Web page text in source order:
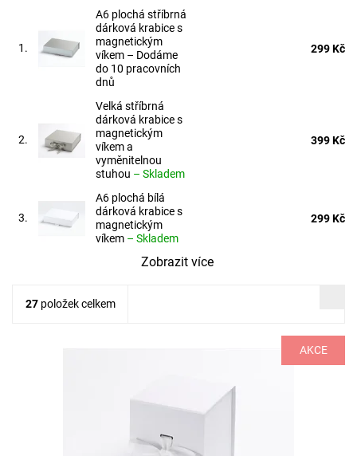
1.
A6 plochá stříbrná
dárková krabice s
magnetickým
víkem – Dodáme
do 10 pracovních
dnů
299 Kč
2.
Velká stříbrná
dárková krabice s
magnetickým
víkem a
vyměnitelnou
stuhou – Skladem
399 Kč
3.
A6 plochá bílá
dárková krabice s
magnetickým
víkem – Skladem
299 Kč
Zobrazit více
27 položek celkem
AKCE
Vniřní rozměry: 11,5 x 11,5 x 11,5 cm Vnější rozměry: 12,5 x
Dodáme do 10 pracovních dnů